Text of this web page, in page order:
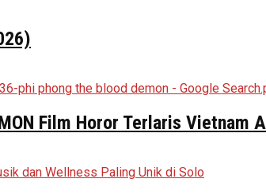
Film Horor Terlaris Vietnam